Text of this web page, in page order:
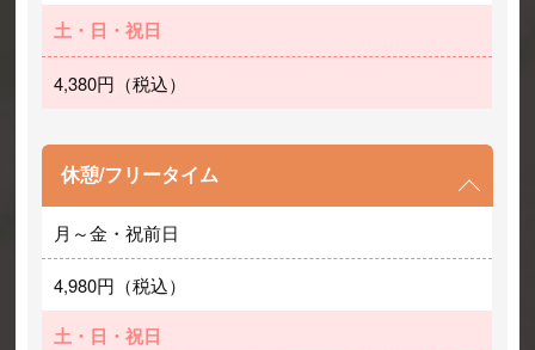
土・日・祝日
4,380円（税込）
休憩/フリータイム
月～金・祝前日
4,980円（税込）
土・日・祝日